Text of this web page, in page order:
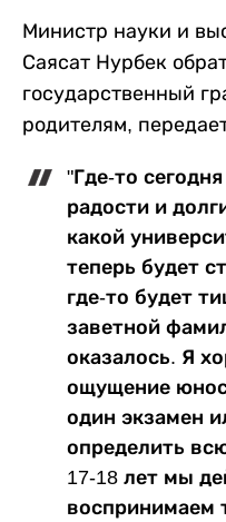
Министр науки и
Саясат Нурбек
государственный
родителям,
"Где-то
радости и
какой
теперь будет
где-то будет
заветной
оказалось. Я
ощущение
один экзамен
определить
17-18 лет мы
воспринимаем